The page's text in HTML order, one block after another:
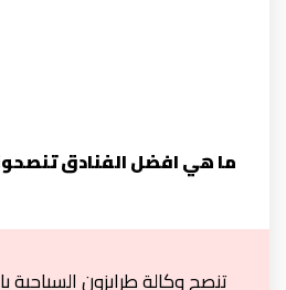
ما هي افضل الفنادق
تنصح وكالة طرابزون السياحية